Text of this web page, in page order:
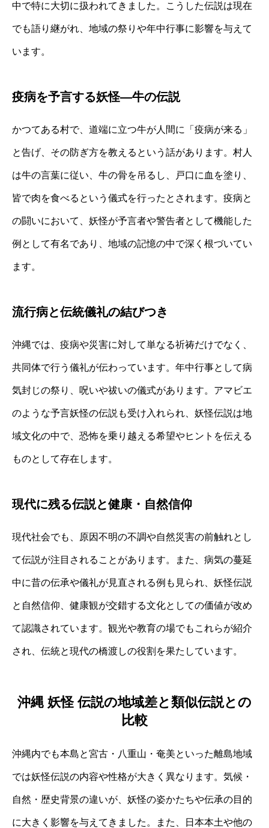
中で特に大切に扱われてきました。こうした伝説は現在
でも語り継がれ、地域の祭りや年中行事に影響を与えて
います。
疫病を予言する妖怪—牛の伝説
かつてある村で、道端に立つ牛が人間に「疫病が来る」
と告げ、その防ぎ方を教えるという話があります。村人
は牛の言葉に従い、牛の骨を吊るし、戸口に血を塗り、
皆で肉を食べるという儀式を行ったとされます。疫病と
の闘いにおいて、妖怪が予言者や警告者として機能した
例として有名であり、地域の記憶の中で深く根づいてい
ます。
流行病と伝統儀礼の結びつき
沖縄では、疫病や災害に対して単なる祈祷だけでなく、
共同体で行う儀礼が伝わっています。年中行事として病
気封じの祭り、呪いや祓いの儀式があります。アマビエ
のような予言妖怪の伝説も受け入れられ、妖怪伝説は地
域文化の中で、恐怖を乗り越える希望やヒントを伝える
ものとして存在します。
現代に残る伝説と健康・自然信仰
現代社会でも、原因不明の不調や自然災害の前触れとし
て伝説が注目されることがあります。また、病気の蔓延
中に昔の伝承や儀礼が見直される例も見られ、妖怪伝説
と自然信仰、健康観が交錯する文化としての価値が改め
て認識されています。観光や教育の場でもこれらが紹介
され、伝統と現代の橋渡しの役割を果たしています。
沖縄 妖怪 伝説の地域差と類似伝説との
比較
沖縄内でも本島と宮古・八重山・奄美といった離島地域
では妖怪伝説の内容や性格が大きく異なります。気候・
自然・歴史背景の違いが、妖怪の姿かたちや伝承の目的
に大きく影響を与えてきました。また、日本本土や他の